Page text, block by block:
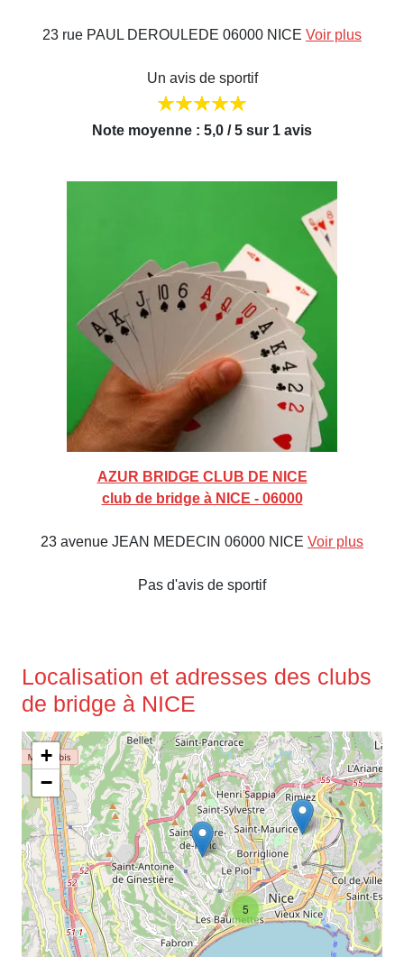
23 rue PAUL DEROULEDE 06000 NICE Voir plus
Un avis de sportif
Note moyenne : 5,0 / 5 sur 1 avis
AZUR BRIDGE CLUB DE NICE
club de bridge à NICE - 06000
23 avenue JEAN MEDECIN 06000 NICE Voir plus
Pas d'avis de sportif
Localisation et adresses des clubs
de bridge à NICE
5
+
−